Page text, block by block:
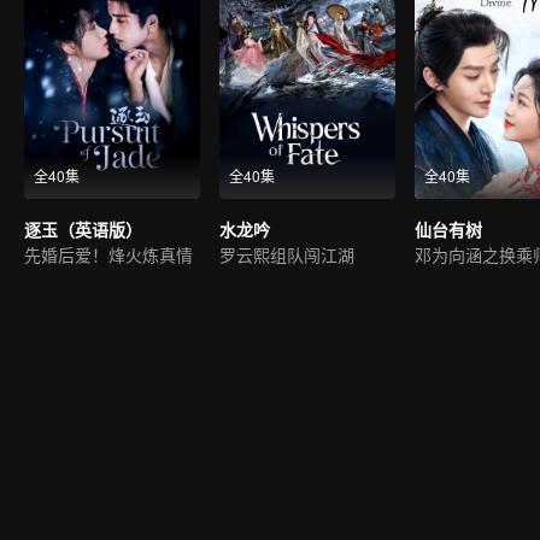
全40集
逐玉（英语版）
先婚后爱！烽火炼真情
全40集
水龙吟
罗云熙组队闯江湖
全40集
仙台有树
邓为向涵之换乘